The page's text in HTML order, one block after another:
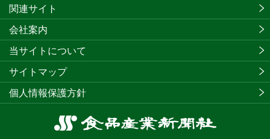
食
関連サイト
会社案内
当サイトについて
サイトマップ
個人情報保護方針